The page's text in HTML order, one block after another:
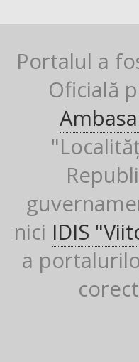
Portalul a
Oficială
nici IDIS
a